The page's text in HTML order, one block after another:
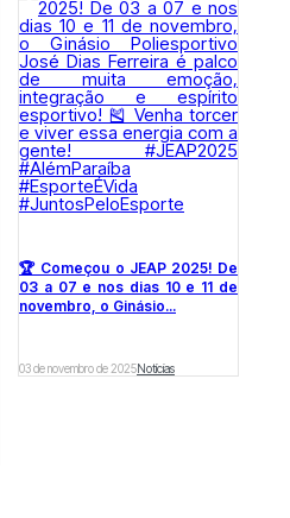
🏆 Começou o JEAP 2025! De
03 a 07 e nos dias 10 e 11 de
novembro, o Ginásio...
03 de novembro de 2025Notícias